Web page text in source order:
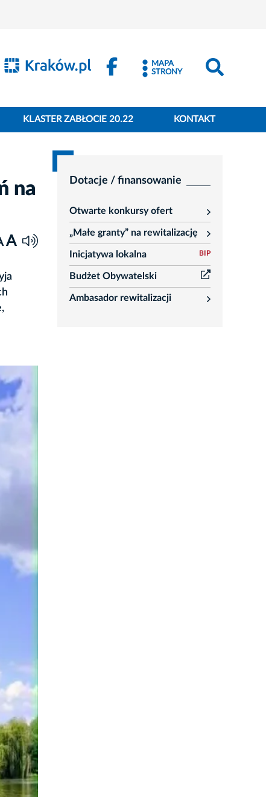
MAPA
STRONY
KLASTER ZABŁOCIE 20.22 KONTAKT
na
A
Dotacje / finansowanie
Otwarte konkursy ofert
rozwiń
„Małe granty” na rewitalizację
rozwiń
Inicjatywa lokalna
BIP
Budżet Obywatelski
Ambasador rewitalizacji
rozwiń